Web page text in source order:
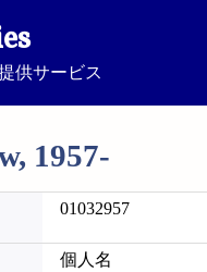
供サービス
1957-
01032957
個人名